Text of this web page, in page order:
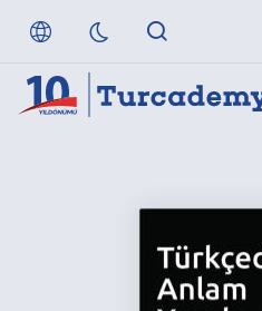
Referanslarımız